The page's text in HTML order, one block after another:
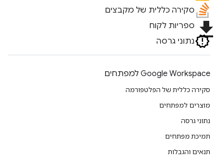
סקירה כללית של מקבצים
file_download ספריות לקוח
נתוני גרסה
Google Workspace למפתחים
סקירה כללית של הפלטפורמה
מוצרים למפתחים
נתוני גרסה
תמיכת מפתחים
תנאים והגבלות